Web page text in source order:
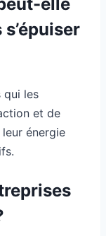
qui les
et de
énergie